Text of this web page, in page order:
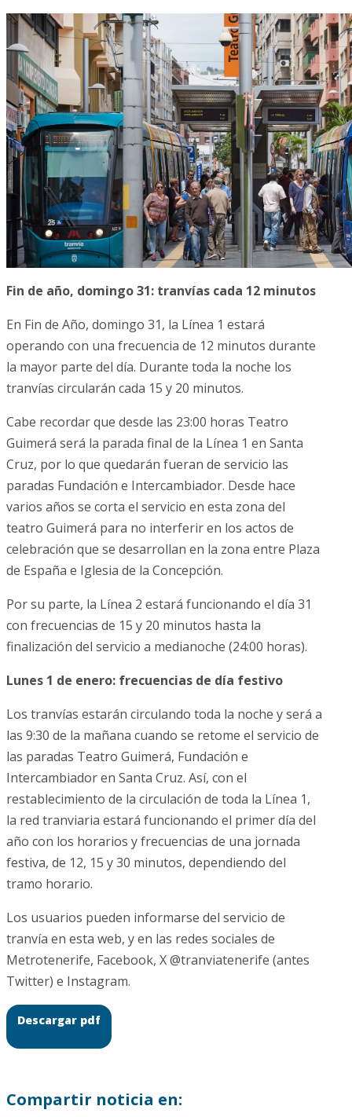
Fin de año, domingo 31: tranvías cada 12 minutos
En Fin de Año, domingo 31, la Línea 1 estará
operando con una frecuencia de 12 minutos durante
la mayor parte del día. Durante toda la noche los
tranvías circularán cada 15 y 20 minutos.
Cabe recordar que desde las 23:00 horas Teatro
Guimerá será la parada final de la Línea 1 en Santa
Cruz, por lo que quedarán fueran de servicio las
paradas Fundación e Intercambiador. Desde hace
varios años se corta el servicio en esta zona del
teatro Guimerá para no interferir en los actos de
celebración que se desarrollan en la zona entre Plaza
de España e Iglesia de la Concepción.
Por su parte, la Línea 2 estará funcionando el día 31
con frecuencias de 15 y 20 minutos hasta la
finalización del servicio a medianoche (24:00 horas).
Lunes 1 de enero: frecuencias de día festivo
Los tranvías estarán circulando toda la noche y será a
las 9:30 de la mañana cuando se retome el servicio de
las paradas Teatro Guimerá, Fundación e
Intercambiador en Santa Cruz. Así, con el
restablecimiento de la circulación de toda la Línea 1,
la red tranviaria estará funcionando el primer día del
año con los horarios y frecuencias de una jornada
festiva, de 12, 15 y 30 minutos, dependiendo del
tramo horario.
Los usuarios pueden informarse del servicio de
tranvía en esta web, y en las redes sociales de
Metrotenerife, Facebook, X @tranviatenerife (antes
Twitter) e Instagram.
Descargar pdf
Compartir noticia en: